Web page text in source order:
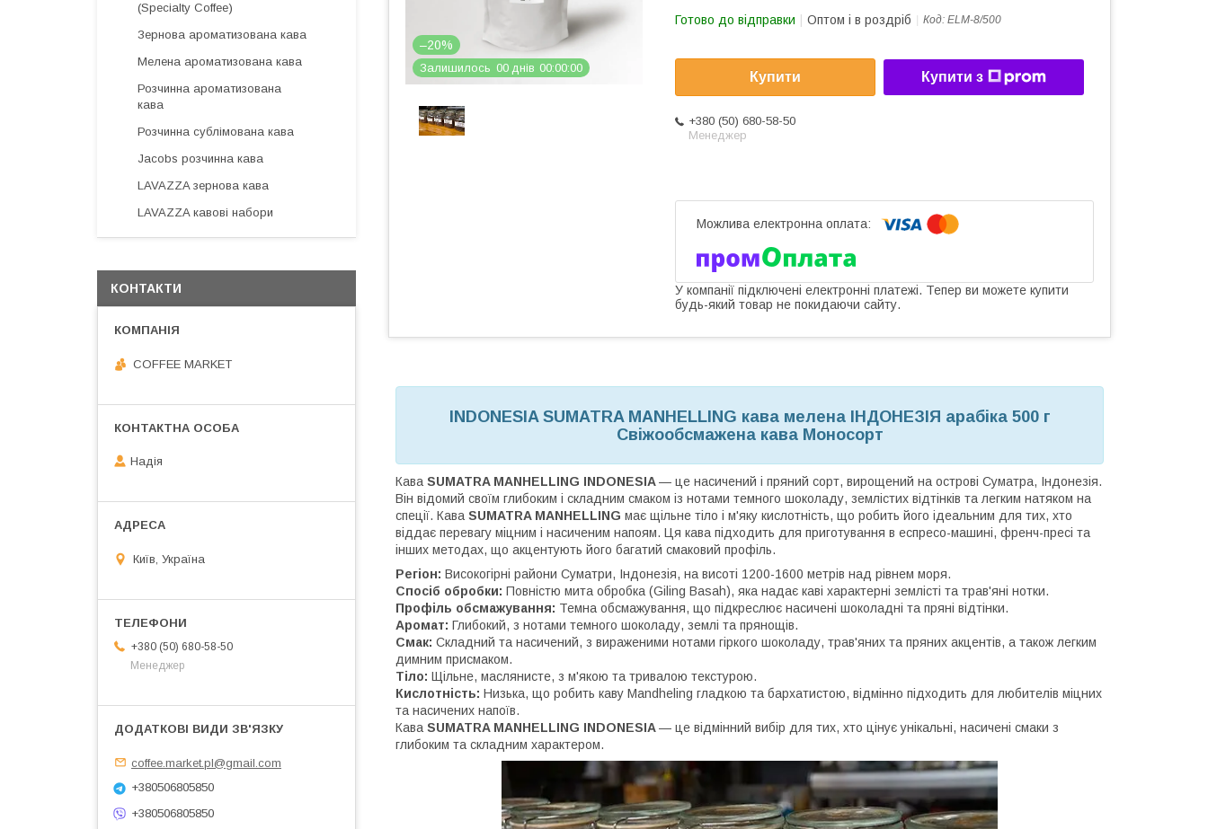
–20%
Залишилось 00 днів 00 00 00
Готово до відправки Оптом і в роздріб Код: ELМ-8/500
Купити Купити з
+380 (50) 680-58-50
Менеджер
У компанії підключені електронні платежі. Тепер ви можете купити
будь-який товар не покидаючи сайту.
INDONESIA SUMATRA MANHELLING кава мелена ІНДОНЕЗІЯ арабіка 500 г
Свіжообсмажена кава Моносорт
Кава SUMATRA MANHELLING INDONESIA— це насичений і пряний сорт, вирощений на острові Суматра, Індонезія.
Він відомий своїм глибоким і складним смаком із нотами темного шоколаду, землістих відтінків та легким натяком на
спеції. Кава SUMATRA MANHELLING має щільне тіло і м'яку кислотність, що робить його ідеальним для тих, хто
віддає перевагу міцним і насиченим напоям. Ця кава підходить для приготування в еспресо-машині, френч-пресі та
інших методах, що акцентують його багатий смаковий профіль.
Регіон: Високогірні райони Суматри, Індонезія, на висоті 1200-1600 метрів над рівнем моря.
Спосіб обробки: Повністю мита обробка (Giling Basah), яка надає каві характерні землісті та трав'яні нотки.
Профіль обсмажування: Темна обсмажування, що підкреслює насичені шоколадні та пряні відтінки.
Аромат: Глибокий, з нотами темного шоколаду, землі та прянощів.
Смак: Складний та насичений, з вираженими нотами гіркого шоколаду, трав'яних та пряних акцентів, а також легким
димним присмаком.
Тіло: Щільне, маслянисте, з м'якою та тривалою текстурою.
Кислотність: Низька, що робить каву Mandheling гладкою та бархатистою, відмінно підходить для любителів міцних
та насичених напоїв.
Кава SUMATRA MANHELLING INDONESIA— це відмінний вибір для тих, хто цінує унікальні, насичені смаки з
глибоким та складним характером.
(Specialty Coffee)
Зернова ароматизована кава
Мелена ароматизована кава
Розчинна ароматизована
кава
Розчинна сублімована кава
Jacobs розчинна кава
LAVAZZA зернова кава
LAVAZZA кавові набори
КОНТАКТИ
COFFEE MARKET
Надія
Київ, Україна
+380 (50) 680-58-50
Менеджер
coffee.market.pl@gmail.com
+380506805850
+380506805850